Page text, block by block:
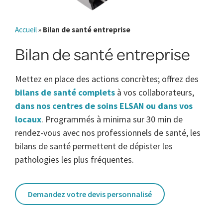
Accueil» Bilan de santé entreprise
Bilan de santé entreprise
Mettez en place des actions concrètes; offrez des
bilans de santé complets à vos collaborateurs,
dans nos centres de soins ELSAN ou dans vos
locaux. Programmés à minima sur 30 min de
rendez-vous avec nos professionnels de santé, les
bilans de santé permettent de dépister les
pathologies les plus fréquentes.
Demandez votre devis personnalisé